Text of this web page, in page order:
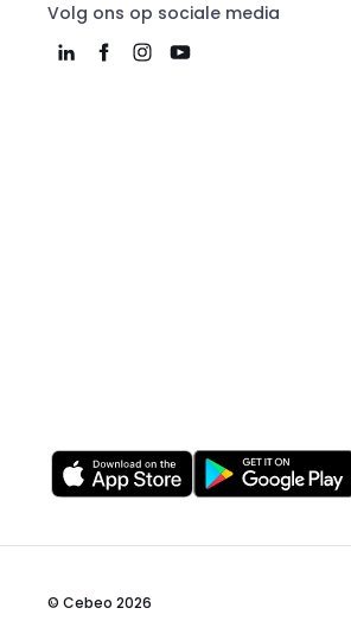
Volg ons op sociale media
© Cebeo 2026